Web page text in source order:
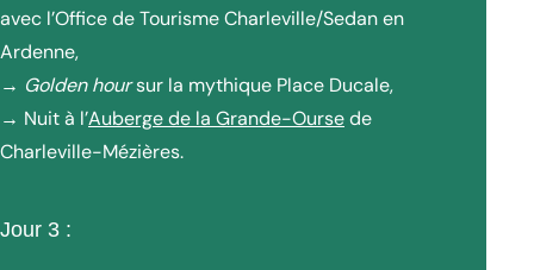
avec l’Office de Tourisme Charleville/Sedan en
Ardenne,
→ Golden hoursur la mythique Place Ducale,
→ Nuit à l’Auberge de la Grande-Oursede
Charleville-Mézières.
Jour 3 :